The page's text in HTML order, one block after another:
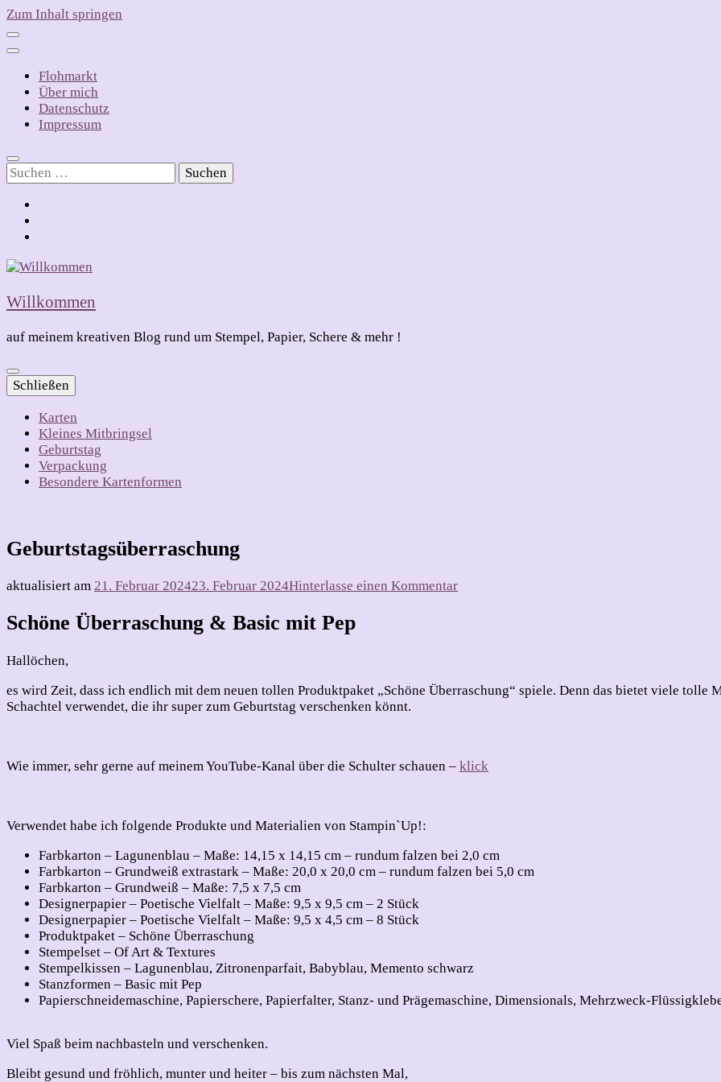
Zum Inhalt springen
Flohmarkt
Über mich
Datenschutz
Impressum
Suchen
nach:
Willkommen
auf meinem kreativen Blog rund um Stempel, Papier, Schere & mehr !
Schließen
Karten
Kleines Mitbringsel
Geburtstag
Verpackung
Besondere Kartenformen
Geburtstagsüberraschung
aktualisiert am 21. Februar 202423. Februar 2024Hinterlasse einen Kommentarzu
Schöne Überraschung & Basic mit Pep
Hallöchen,
es wird Zeit, dass ich endlich mit dem neuen tollen Produktpaket „Schöne Überraschung“ spiele. Denn das bietet viele tolle
Schachtel verwendet, die ihr super zum Geburtstag verschenken könnt.
Wie immer, sehr gerne auf meinem YouTube-Kanal über die Schulter schauen – klick
Verwendet habe ich folgende Produkte und Materialien von Stampin`Up!:
Farbkarton – Lagunenblau – Maße: 14,15 x 14,15 cm – rundum falzen bei 2,0 cm
Farbkarton – Grundweiß extrastark – Maße: 20,0 x 20,0 cm – rundum falzen bei 5,0 cm
Farbkarton – Grundweiß – Maße: 7,5 x 7,5 cm
Designerpapier – Poetische Vielfalt – Maße: 9,5 x 9,5 cm – 2 Stück
Designerpapier – Poetische Vielfalt – Maße: 9,5 x 4,5 cm – 8 Stück
Produktpaket – Schöne Überraschung
Stempelset – Of Art & Textures
Stempelkissen – Lagunenblau, Zitronenparfait, Babyblau, Memento schwarz
Stanzformen – Basic mit Pep
Papierschneidemaschine, Papierschere, Papierfalter, Stanz- und Prägemaschine, Dimensionals, Mehrzweck-
Viel Spaß beim nachbasteln und verschenken.
Bleibt gesund und fröhlich, munter und heiter – bis zum nächsten Mal,